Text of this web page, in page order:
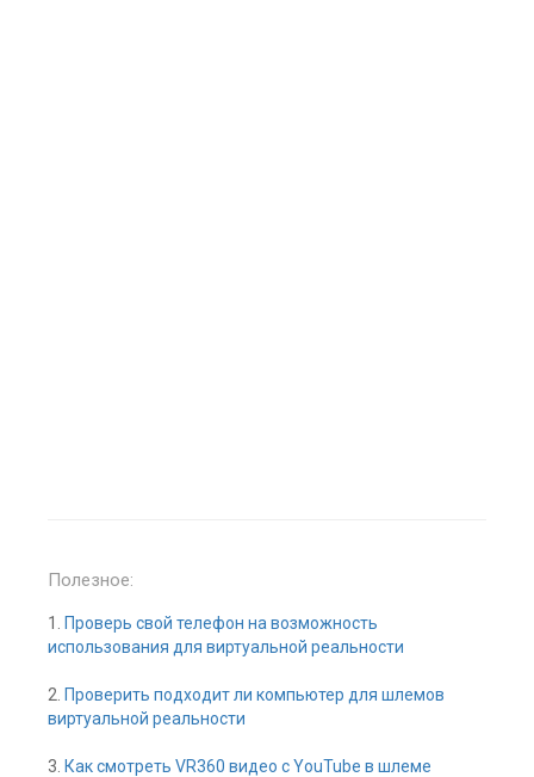
Полезное:
1.
Проверь свой телефон на возможность
использования для виртуальной реальности
2. Проверить подходит ли компьютер для шлемов
виртуальной реальности
3. Как смотреть VR360 видео с YouTube в шлеме